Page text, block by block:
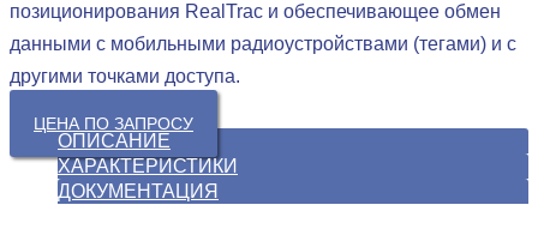
позиционирования RealTrac и обеспечивающее обмен
данными с мобильными радиоустройствами (тегами) и с
другими точками доступа.
ЦЕНА ПО ЗАПРОСУ
ОПИСАНИЕ
ХАРАКТЕРИСТИКИ
ДОКУМЕНТАЦИЯ